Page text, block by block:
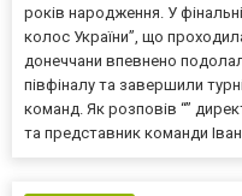
років народження. У
колос України”, що
донеччани впевнено
півфіналу та завершили
команд. Як розповів “”
та представник команди